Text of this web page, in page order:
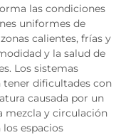
las condiciones
uniformes de
calientes, frías y
y la salud de
Los sistemas
tener dificultades con
causada por un
mezcla y circulación
espacios